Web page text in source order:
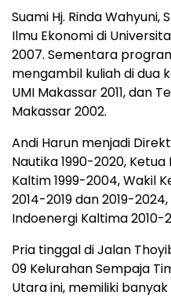
Suami Hj. Rinda Wahyuni,
Ilmu Ekonomi di
2007. Sementara
mengambil kuliah di dua
UMI Makassar 2011, dan
Makassar 2002.
Andi Harun menjadi
Nautika 1990-2020, Ketua
Kaltim 1999-2004, Wakil
2014-2019 dan 2019-
Indoenergi Kaltima 2010-
Pria tinggal di Jalan
09 Kelurahan Sempaja
Utara ini, memiliki